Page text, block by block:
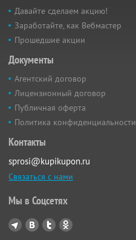
Давайте сделаем акцию!
Заработайте, как Вебмастер
Прошедшие акции
Документы
Агентский договор
Лицензионный договор
Публичная оферта
Политика конфиденциальности
Контакты
sprosi@kupikupon.ru
Связаться с нами
Мы в Соцсетях